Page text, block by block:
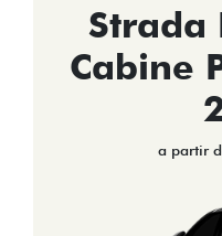
Strada
Cabine
a partir